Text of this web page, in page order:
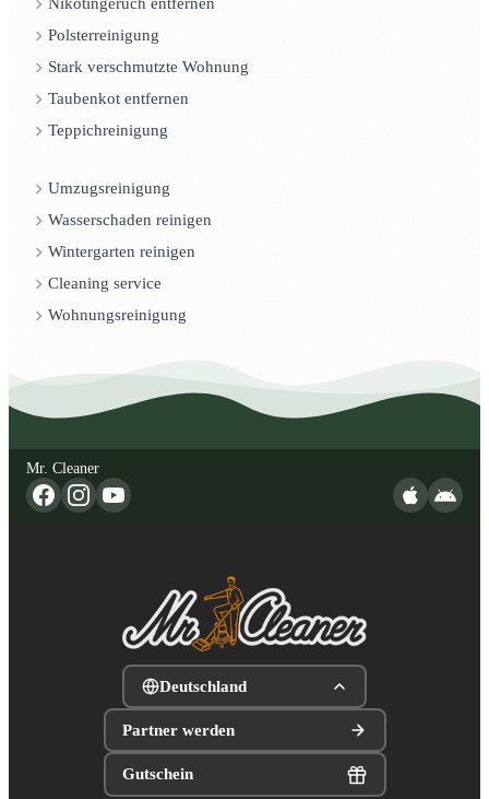
Polsterreinigung
Stark verschmutzte Wohnung
Taubenkot entfernen
Teppichreinigung
Umzugsreinigung
Wasserschaden reinigen
Wintergarten reinigen
Cleaning service
Wohnungsreinigung
Mr. Cleaner
Deutschland
Partner werden
Gutschein